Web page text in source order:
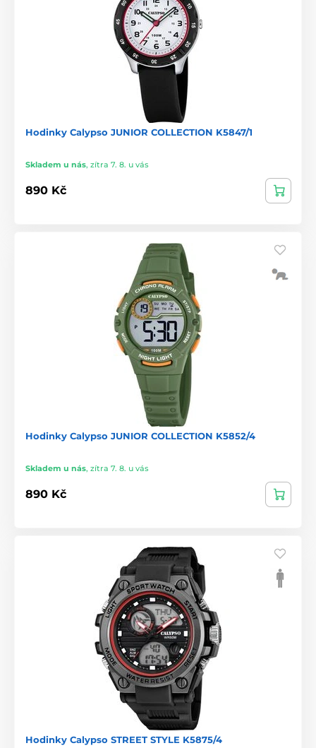
Hodinky Calypso JUNIOR COLLECTION K5847/1
Skladem u nás, zítra 7. 8. u vás
890 Kč
Hodinky Calypso JUNIOR COLLECTION K5852/4
Skladem u nás, zítra 7. 8. u vás
890 Kč
Hodinky Calypso STREET STYLE K5875/4